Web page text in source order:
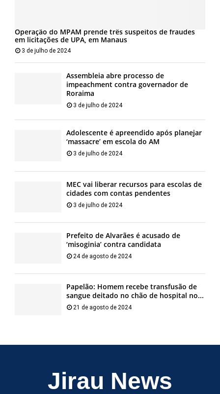
Operação do MPAM prende três suspeitos de fraudes
em licitações de UPA, em Manaus
3 de julho de 2024
Assembleia abre processo de
impeachment contra governador de
Roraima
3 de julho de 2024
Adolescente é apreendido após planejar
‘massacre’ em escola do AM
3 de julho de 2024
MEC vai liberar recursos para escolas de
cidades com contas pendentes
3 de julho de 2024
Prefeito de Alvarães é acusado de
‘misoginia’ contra candidata
24 de agosto de 2024
Papelão: Homem recebe transfusão de
sangue deitado no chão de hospital no...
21 de agosto de 2024
Jirau News